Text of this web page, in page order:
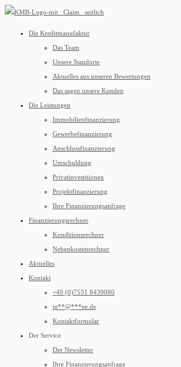
Die Kreditmanufaktur
Das Team
Unsere Standorte
Aktuelles aus unseren Bewertungen
Das sagen unsere Kunden
Die Leistungen
Immobilienfinanzierung
Gewerbefinanzierung
Anschlussfinanzierung
Umschuldung
Privatinvestitionen
Projektfinanzierung
Ihre Finanzierungsanfrage
Finanzierungsrechner
Konditionsrechner
Nebenkostenrechner
Aktuelles
Kontakt
+49 (0)7551 8439080
in**@***ee.de
Kontaktformular
Der Service
Der Newsletter
Ihre Finanzierungsanfrage